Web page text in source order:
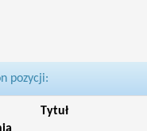
pozycji:
Tytuł